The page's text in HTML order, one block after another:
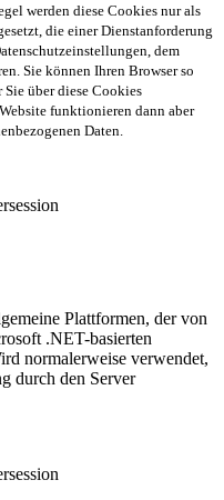
werden diese Cookies nur als
die einer Dienstanforderung
dem
Sie können Ihren Browser so
über diese Cookies
funktionieren dann aber
Daten.
Plattformen, der von
.NET-basierten
normalerweise verwendet,
durch den Server